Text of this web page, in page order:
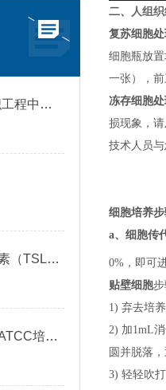
H1细胞在皮肤修复与组织工程中的应用前景
人胸腺基质淋巴细胞生成素（TSLP）ELISA检测试剂盒説明书
小鼠黑色素瘤高转移细胞ATCC培养与保存
二、
人组
复苏细胞
细胞瓶放
一张）
，
冻存细胞
损现象，
技术人员
细胞培养
a、 细胞传
0%，即可
贴壁细胞
1) 弃去培
2) 加1mL
圆并脱落
3) 轻轻吹